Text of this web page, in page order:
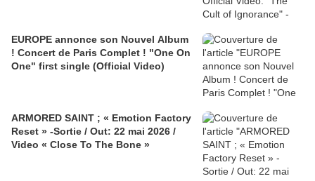
EUROPE annonce son Nouvel Album
! Concert de Paris Complet ! "One On
One" first single (Official Video)
ARMORED SAINT ; « Emotion Factory
Reset » -Sortie / Out: 22 mai 2026 /
Video « Close To The Bone »